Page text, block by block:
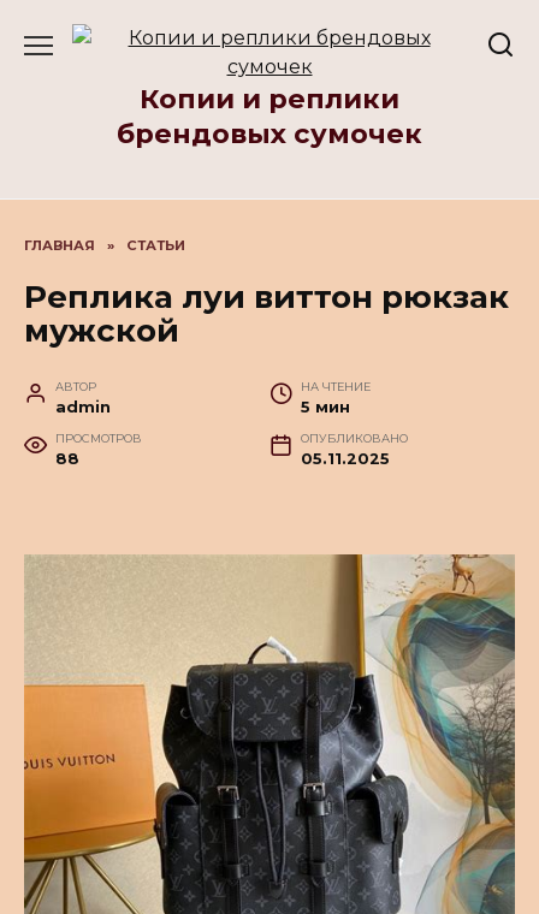
Копии и реплики
брендовых сумочек
ГЛАВНАЯ » СТАТЬИ
Реплика луи виттон рюкзак
мужской
АВТОР
admin
НА ЧТЕНИЕ
5 мин
ПРОСМОТРОВ
88
ОПУБЛИКОВАНО
05.11.2025